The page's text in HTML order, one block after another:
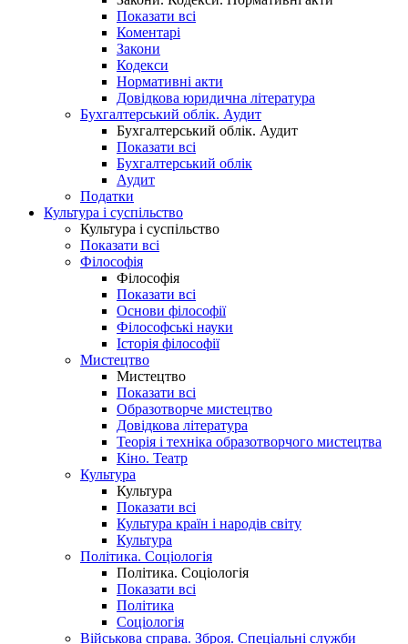
Показати всі
Коментарі
Закони
Кодекси
Нормативні акти
Довідкова юридична література
Бухгалтерський облік. Аудит
Бухгалтерський облік. Аудит
Показати всі
Бухгалтерський облік
Аудит
Податки
Культура і суспільство
Культура і суспільство
Показати всі
Філософія
Філософія
Показати всі
Основи філософії
Філософські науки
Історія філософії
Мистецтво
Мистецтво
Показати всі
Образотворче мистецтво
Довідкова література
Теорія і техніка образотворчого мистецтва
Кіно. Театр
Культура
Культура
Показати всі
Культура країн і народів світу
Культура
Політика. Соціологія
Політика. Соціологія
Показати всі
Політика
Соціологія
Військова справа. Зброя. Спеціальні служби